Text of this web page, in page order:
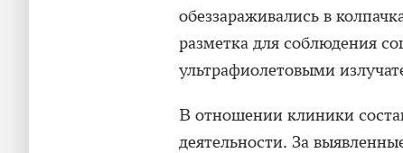
обеззараживались в
разметка для соблюдения
ультрафиолетовыми
В отношении клиники
деятельности. За